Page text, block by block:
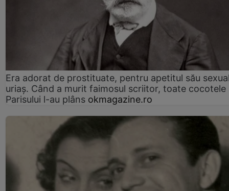
Era adorat de prostituate, pentru apetitul său
uriaș. Când a murit faimosul scriitor, toate cocotele
Parisului l-au plâns okmagazine.ro